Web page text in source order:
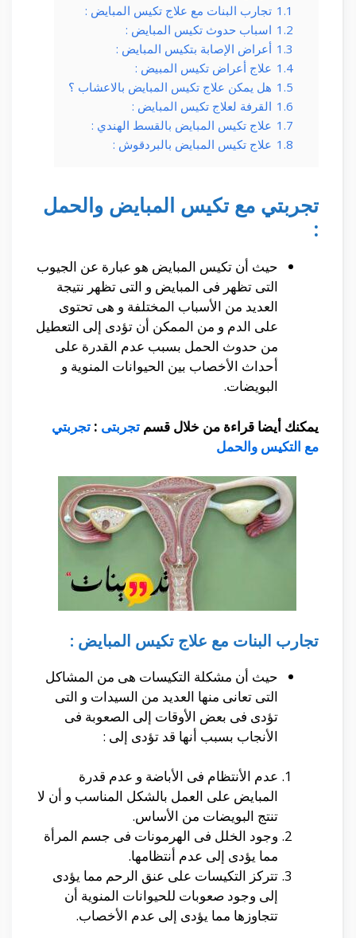
1.1 تجارب البنات مع علاج تكيس المبايض :
1.2 اسباب حدوث تكيس المبايض :
1.3 أعراض الإصابة بتكيس المبايض :
1.4 علاج أعراض تكيس المبيض :
1.5 هل يمكن علاج تكيس المبايض بالاعشاب ؟
1.6 القرفة لعلاج تكيس المبايض :
1.7 علاج تكيس المبايض بالقسط الهندي :
1.8 علاج تكيس المبايض بالبردقوش :
تجربتي مع تكيس المبايض والحمل
:
حيث أن تكيس المبايض هو عبارة عن الجيوب
التى تظهر فى المبايض و التى تظهر نتيجة
العديد من الأسباب المختلفة و هى تحتوى
على الدم و من الممكن أن تؤدى إلى التعطيل
من حدوث الحمل بسبب عدم القدرة على
أحداث الأخصاب بين الحيوانات المنوية و
البويضات.
يمكنك أيضا قراءة من خلال قسم تجربتى : تجربتي
مع التكيس والحمل
تجارب البنات مع علاج تكيس المبايض :
حيث أن مشكلة التكيسات هى من المشاكل
التى تعانى منها العديد من السيدات و التى
تؤدى فى بعض الأوقات إلى الصعوبة فى
الأنجاب بسبب أنها قد تؤدى إلى :
عدم الأنتظام فى الأباضة و عدم قدرة
المبايض على العمل بالشكل المناسب و أن لا
تنتج البويضات من الأساس.
وجود الخلل فى الهرمونات فى جسم المرأة
مما يؤدى إلى عدم أنتظامها.
تتركز التكيسات على عنق الرحم مما يؤدى
إلى وجود صعوبات للحيوانات المنوية أن
تتجاوزها مما يؤدى إلى عدم الأخصاب.